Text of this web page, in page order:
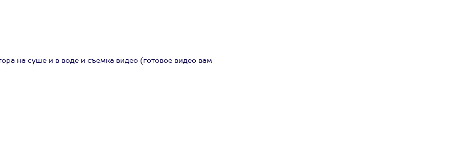
на суше и в воде и съемка видео (готовое видео вам